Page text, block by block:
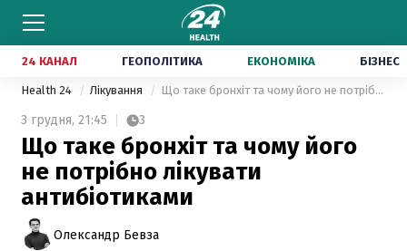
24 КАНАЛ ГЕОПОЛІТИКА ЕКОНОМІКА БІЗНЕС
Health 24 Лікування Що таке бронхіт та чому його не потрібно лікувати антибіотиками
3 грудня, 21:45 3
Що таке бронхіт та чому його
не потрібно лікувати
антибіотиками
Олександр Бевза